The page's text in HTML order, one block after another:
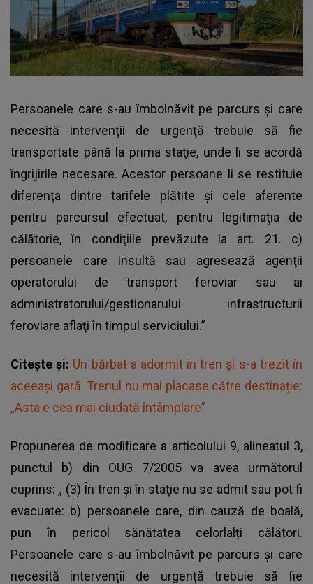
Persoanele care s-au îmbolnăvit pe parcurs şi care
necesită intervenţii de urgenţă trebuie să fie
transportate până la prima staţie, unde li se acordă
îngrijirile necesare. Acestor persoane li se restituie
diferenţa dintre tarifele plătite şi cele aferente
pentru parcursul efectuat, pentru legitimaţia de
călătorie, în condiţiile prevăzute la art. 21. c)
persoanele care insultă sau agresează agenţii
operatorului de transport feroviar sau ai
administratorului/gestionarului infrastructurii
feroviare aflaţi în timpul serviciului.”
Citește și: Un bărbat a adormit în tren și s-a trezit în
aceeași gară. Trenul nu mai placase către destinație:
„Asta e cea mai ciudată întâmplare”
Propunerea de modificare a articolului 9, alineatul 3,
punctul b) din OUG 7/2005 va avea următorul
cuprins: „ (3) În tren şi în staţie nu se admit sau pot fi
evacuate: b) persoanele care, din cauză de boală,
pun în pericol sănătatea celorlalți călători.
Persoanele care s-au îmbolnăvit pe parcurs și care
necesită intervenții de urgență trebuie să fie